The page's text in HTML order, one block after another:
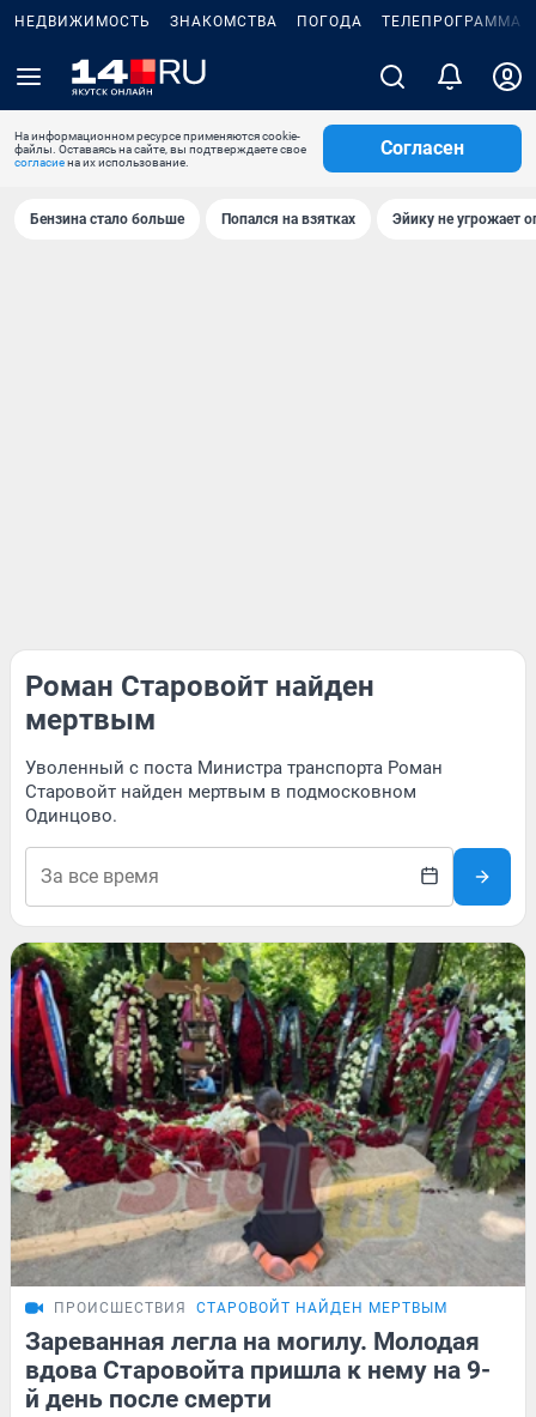
НЕДВИЖИМОСТЬ ЗНАКОМСТВА ПОГОДА ТЕЛЕПРОГРАММА
На информационном ресурсе применяются cookie-
файлы. Оставаясь на сайте, вы подтверждаете свое
согласиена их использование.
Согласен
Бензина стало больше Попался на взятках Эйику не угрожает
Роман Старовойт найден
мертвым
Уволенный с поста Министра транспорта Роман
Старовойт найден мертвым в подмосковном
Одинцово.
ПРОИСШЕСТВИЯ СТАРОВОЙТ НАЙДЕН МЕРТВЫМ
Зареванная легла на могилу. Молодая
вдова Старовойта пришла к нему на 9-
й день после смерти